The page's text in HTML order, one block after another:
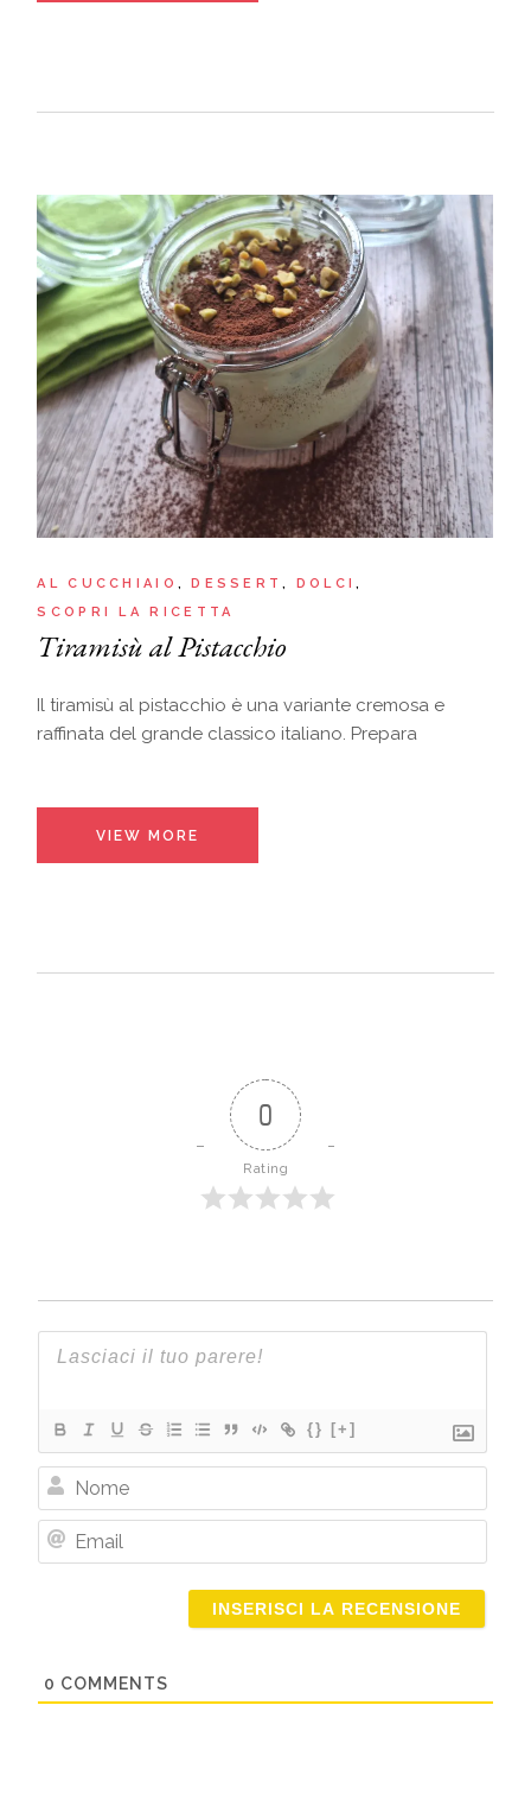
AL CUCCHIAIO DESSERT
DOLCI
SCOPRI LA RICETTA
Tiramisù al Pistacchio
Il tiramisù al pistacchio è una variante cremosa e
raffinata del grande classico italiano. Prepara
VIEW MORE
0
Rating
{} [+]
Nome
0 COMMENTS